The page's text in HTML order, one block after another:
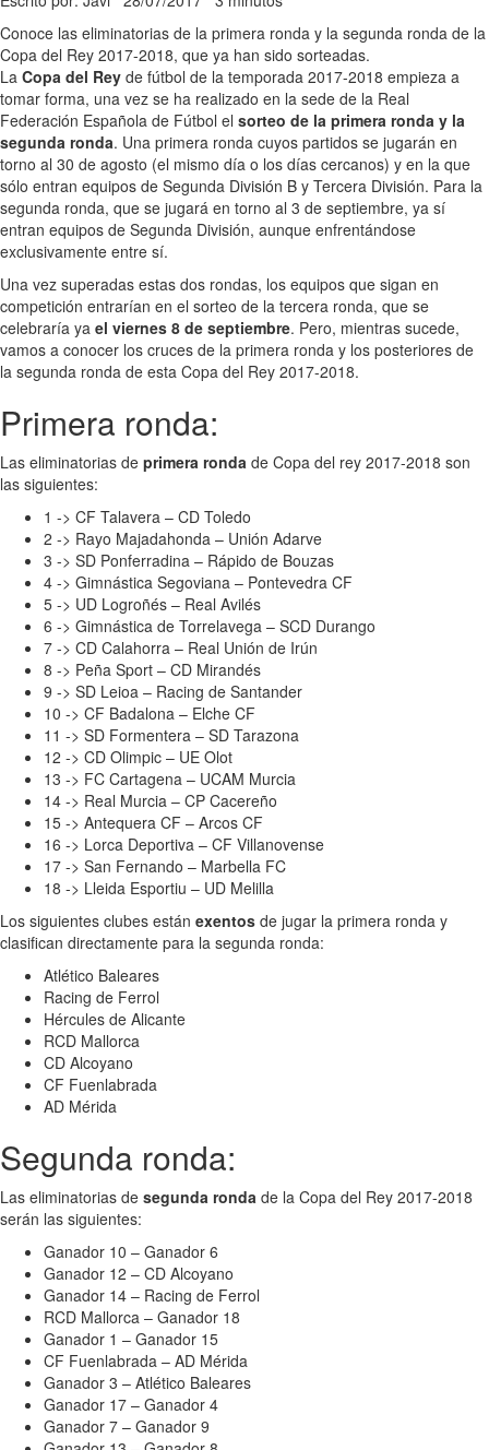
Conoce las eliminatorias de la primera ronda y la segunda ronda de la
Copa del Rey 2017-2018, que ya han sido sorteadas.
La Copa del Rey de fútbol de la temporada 2017-2018 empieza a
tomar forma, una vez se ha realizado en la sede de la Real
Federación Española de Fútbol el sorteo de la primera ronda y la
segunda ronda. Una primera ronda cuyos partidos se jugarán en
torno al 30 de agosto (el mismo día o los días cercanos) y en la que
sólo entran equipos de Segunda División B y Tercera División. Para la
segunda ronda, que se jugará en torno al 3 de septiembre, ya sí
entran equipos de Segunda División, aunque enfrentándose
exclusivamente entre sí.
Una vez superadas estas dos rondas, los equipos que sigan en
competición entrarían en el sorteo de la tercera ronda, que se
celebraría ya el viernes 8 de septiembre. Pero, mientras sucede,
vamos a conocer los cruces de la primera ronda y los posteriores de
la segunda ronda de esta Copa del Rey 2017-2018.
Primera ronda:
Las eliminatorias de primera ronda de Copa del rey 2017-2018 son
las siguientes:
1 -> CF Talavera – CD Toledo
2 -> Rayo Majadahonda – Unión Adarve
3 -> SD Ponferradina – Rápido de Bouzas
4 -> Gimnástica Segoviana – Pontevedra CF
5 -> UD Logroñés – Real Avilés
6 -> Gimnástica de Torrelavega – SCD Durango
7 -> CD Calahorra – Real Unión de Irún
8 -> Peña Sport – CD Mirandés
9 -> SD Leioa – Racing de Santander
10 -> CF Badalona – Elche CF
11 -> SD Formentera – SD Tarazona
12 -> CD Olimpic – UE Olot
13 -> FC Cartagena – UCAM Murcia
14 -> Real Murcia – CP Cacereño
15 -> Antequera CF – Arcos CF
16 -> Lorca Deportiva – CF Villanovense
17 -> San Fernando – Marbella FC
18 -> Lleida Esportiu – UD Melilla
Los siguientes clubes están exentos de jugar la primera ronda y
clasifican directamente para la segunda ronda:
Atlético Baleares
Racing de Ferrol
Hércules de Alicante
RCD Mallorca
CD Alcoyano
CF Fuenlabrada
AD Mérida
Segunda ronda:
Las eliminatorias de segunda ronda de la Copa del Rey 2017-2018
serán las siguientes:
Ganador 10 – Ganador 6
Ganador 12 – CD Alcoyano
Ganador 14 – Racing de Ferrol
RCD Mallorca – Ganador 18
Ganador 1 – Ganador 15
CF Fuenlabrada – AD Mérida
Ganador 3 – Atlético Baleares
Ganador 17 – Ganador 4
Ganador 7 – Ganador 9